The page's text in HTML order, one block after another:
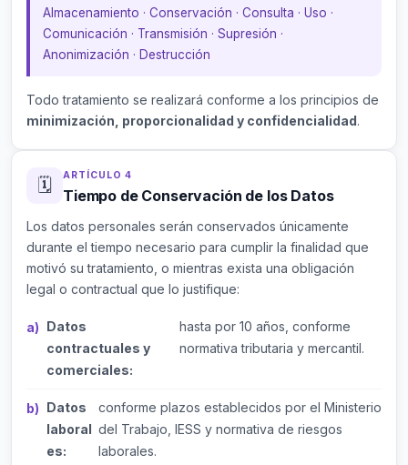
Almacenamiento · Conservación · Consulta · Uso ·
Comunicación · Transmisión · Supresión ·
Anonimización · Destrucción
Todo tratamiento se realizará conforme a los principios de
minimización, proporcionalidad y confidencialidad.
🗓️ ARTÍCULO 4
Tiempo de Conservación de los Datos
Los datos personales serán conservados únicamente
durante el tiempo necesario para cumplir la finalidad que
motivó su tratamiento, o mientras exista una obligación
legal o contractual que lo justifique:
Datos
contractuales y
comerciales:
hasta por 10 años, conforme
normativa tributaria y mercantil.
Datos
laboral
es:
conforme plazos establecidos por el Ministerio
del Trabajo, IESS y normativa de riesgos
laborales.